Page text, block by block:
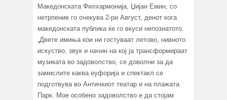
Македонската Филхармонија, Џијан Емин, со
нетрпение го очекува 2-ри Август, денот кога
македонската публика ќе го вкуси непознатото.
„Двете имиња кои ни гостуваат летово, нивното
искуство, звук и начин на кој ја трансформираат
музиката во задоволство, се доволни за да
замислите каква еуфорија и спектакл се
подготвува во Античкиот театар и на плажата
Парк. Мое особено задоволство е да стојам